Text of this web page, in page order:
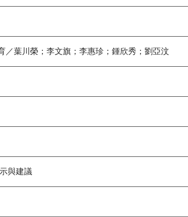
／葉川榮；李文旗；李惠珍；鍾欣秀；劉亞汶
與建議